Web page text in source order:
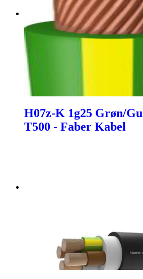
H07z-K 1g25 Grøn/
T500 - Faber Kabel